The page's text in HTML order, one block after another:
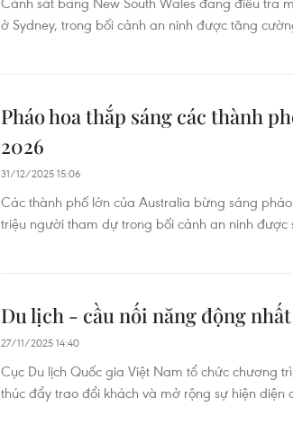
ở Sydney, trong bối cảnh an ninh được tăng
Pháo hoa thắp sáng các thành
2026
31/12/2025 15:06
Các thành phố lớn của Australia bừng sáng
triệu người tham dự trong bối cảnh an ninh
Du lịch - cầu nối năng động
27/11/2025 14:40
Cục Du lịch Quốc gia Việt Nam tổ chức chương
thúc đẩy trao đổi khách và mở rộng sự hiện